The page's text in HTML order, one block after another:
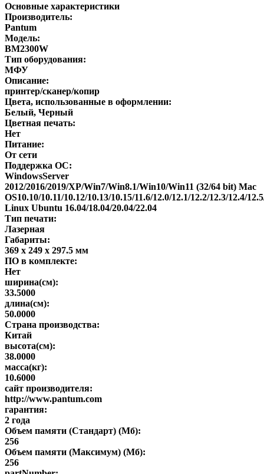
Основные характеристики
Производитель:
Pantum
Модель:
BM2300W
Тип оборудования:
МФУ
Описание:
принтер/сканер/копир
Цвета, использованные в оформлении:
Белый, Черный
Цветная печать:
Нет
Питание:
От сети
Поддержка ОС:
WindowsServer
2012/2016/2019/XP/Win7/Win8.1/Win10/Win11 (32/64 bit) Mac
OS10.10/10.11/10.12/10.13/10.15/11.6/12.0/12.1/12.2/12.3/12.4/
Linux Ubuntu 16.04/18.04/20.04/22.04
Тип печати:
Лазерная
Габариты:
369 x 249 x 297.5 мм
ПО в комплекте:
Нет
ширина(см):
33.5000
длина(см):
50.0000
Страна производства:
Китай
высота(см):
38.0000
масса(кг):
10.6000
сайт производителя:
http://www.pantum.com
гарантия:
2 года
Объем памяти (Стандарт) (Мб):
256
Объем памяти (Максимум) (Мб):
256